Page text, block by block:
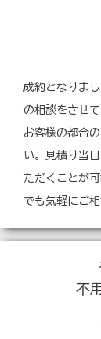
成約となりま
の相談をさせ
お客様の都合
い。見積り当
ただくことが
でも気軽にご相
不